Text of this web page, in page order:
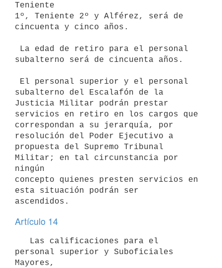
Teniente
1º, Teniente 2º y Alférez, será de
cincuenta y cinco años.
subalterno será de cincuenta años.
subalterno del Escalafón de la
Justicia Militar podrán prestar
servicios en retiro en los cargos que
correspondan a su jerarquía, por
resolución del Poder Ejecutivo a
propuesta del Supremo Tribunal
Militar; en tal circunstancia por
ningún
concepto quienes presten servicios en
esta situación podrán ser
Artículo 14
personal superior y Suboficiales
Mayores,